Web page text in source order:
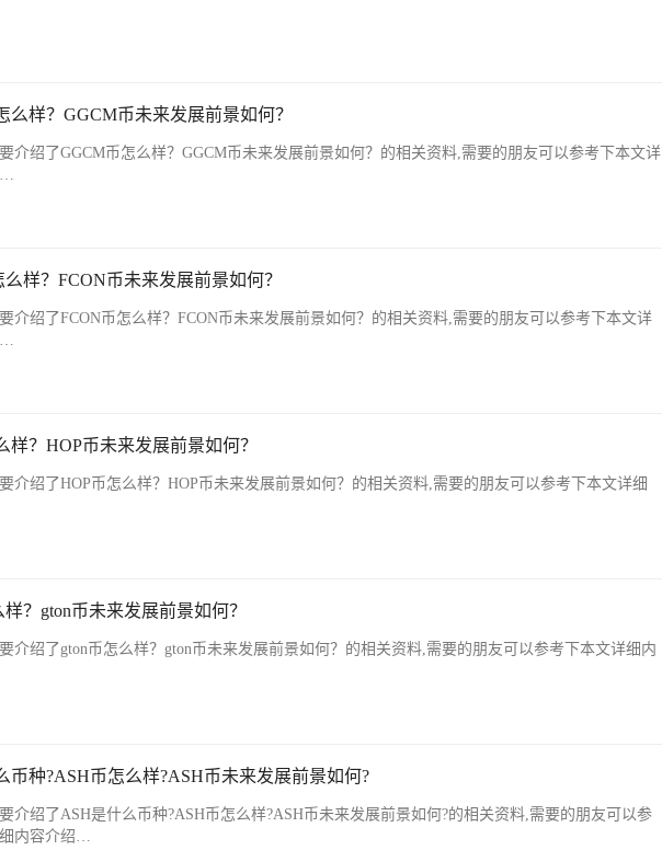
么样？GGCM币未来发展前景如何？
介绍了GGCM币怎么样？GGCM币未来发展前景如何？的相关资料,需要的朋友可以参考下本文详
…
样？FCON币未来发展前景如何？
介绍了FCON币怎么样？FCON币未来发展前景如何？的相关资料,需要的朋友可以参考下本文详
…
样？HOP币未来发展前景如何？
介绍了HOP币怎么样？HOP币未来发展前景如何？的相关资料,需要的朋友可以参考下本文详细
样？gton币未来发展前景如何？
介绍了gton币怎么样？gton币未来发展前景如何？的相关资料,需要的朋友可以参考下本文详细内
币种?ASH币怎么样?ASH币未来发展前景如何?
介绍了ASH是什么币种?ASH币怎么样?ASH币未来发展前景如何?的相关资料,需要的朋友可以参
内容介绍…